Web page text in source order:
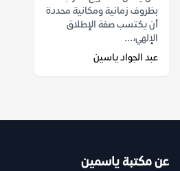
بظروف زمانية ومكانية محددة
أن يكتسب صفة الإطلاق
الإلهي،...
عبد الجواد ياسين
عن مكتبة ياسمين